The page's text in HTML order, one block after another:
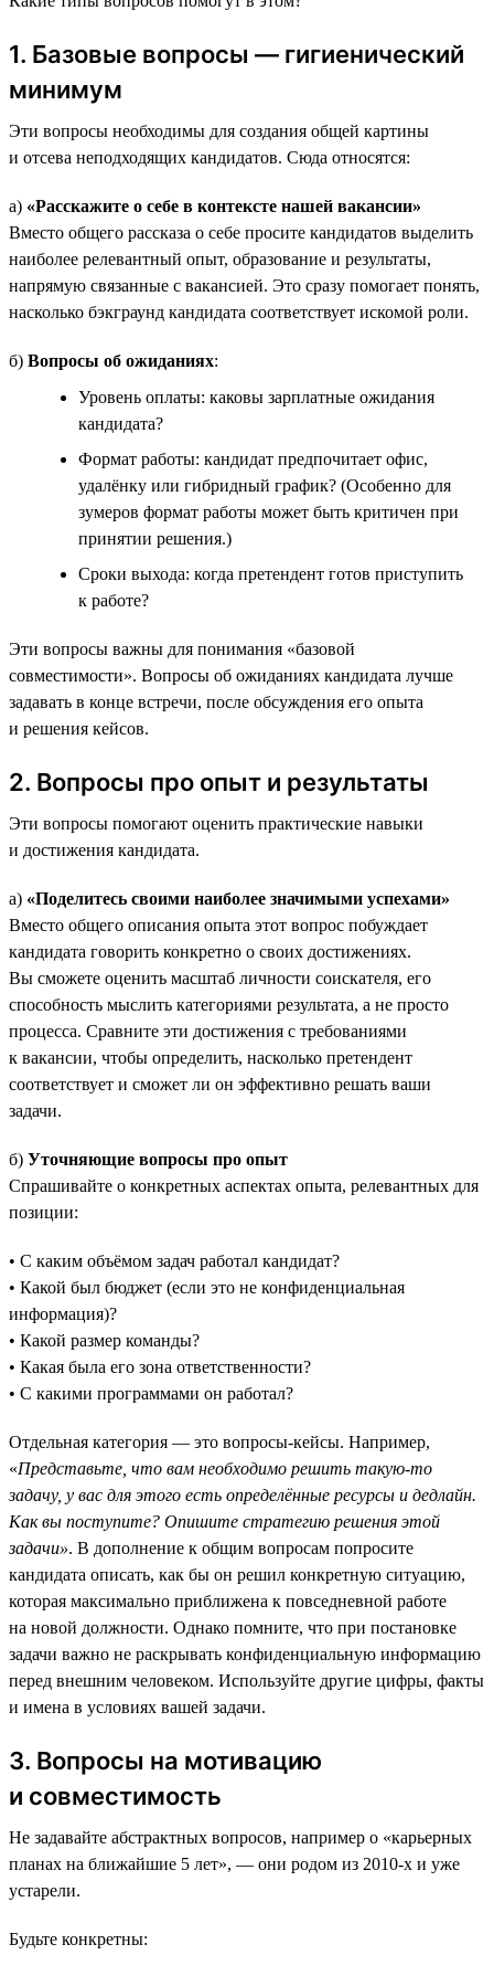
1. Базовые вопросы — гигиенический
минимум
Эти вопросы необходимы для создания общей картины
и отсева неподходящих кандидатов. Сюда относятся:
а) «Расскажите о себе в контексте нашей вакансии»
Вместо общего рассказа о себе просите кандидатов выделить
наиболее релевантный опыт, образование и результаты,
напрямую связанные с вакансией. Это сразу помогает понять,
насколько бэкграунд кандидата соответствует искомой роли.
б) Вопросы об ожиданиях:
Уровень оплаты: каковы зарплатные ожидания
кандидата?
Формат работы: кандидат предпочитает офис,
удалёнку или гибридный график? (Особенно для
зумеров формат работы может быть критичен при
принятии решения.)
Сроки выхода: когда претендент готов приступить
к работе?
Эти вопросы важны для понимания «базовой
совместимости». Вопросы об ожиданиях кандидата лучше
задавать в конце встречи, после обсуждения его опыта
и решения кейсов.
2. Вопросы про опыт и результаты
Эти вопросы помогают оценить практические навыки
и достижения кандидата.
а) «Поделитесь своими наиболее значимыми успехами»
Вместо общего описания опыта этот вопрос побуждает
кандидата говорить конкретно о своих достижениях.
Вы сможете оценить масштаб личности соискателя, его
способность мыслить категориями результата, а не просто
процесса. Сравните эти достижения с требованиями
к вакансии, чтобы определить, насколько претендент
соответствует и сможет ли он эффективно решать ваши
задачи.
б) Уточняющие вопросы про опыт
Спрашивайте о конкретных аспектах опыта, релевантных для
позиции:
• С каким объёмом задач работал кандидат?
• Какой был бюджет (если это не конфиденциальная
информация)?
• Какой размер команды?
• Какая была его зона ответственности?
• С какими программами он работал?
Отдельная категория — это вопросы-кейсы. Например,
«Представьте, что вам необходимо решить такую-то
задачу, у вас для этого есть определённые ресурсы и дедлайн.
Как вы поступите? Опишите стратегию решения этой
задачи». В дополнение к общим вопросам попросите
кандидата описать, как бы он решил конкретную ситуацию,
которая максимально приближена к повседневной работе
на новой должности. Однако помните, что при постановке
задачи важно не раскрывать конфиденциальную информацию
перед внешним человеком. Используйте другие цифры, факты
и имена в условиях вашей задачи.
3. Вопросы на мотивацию
и совместимость
Не задавайте абстрактных вопросов, например о «карьерных
планах на ближайшие 5 лет», — они родом из 2010-х и уже
устарели.
Будьте конкретны: